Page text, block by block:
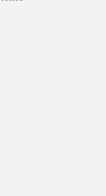
Land zur nächsten
Nur eine gelang. Erneut
Ausschreibungsrunde für
ein vom französischen
gebildetes Konsortium den
1,5 Gigawatt (GW) vor der
und Le Havre. Der
benannte Centre-
eines
abschließende